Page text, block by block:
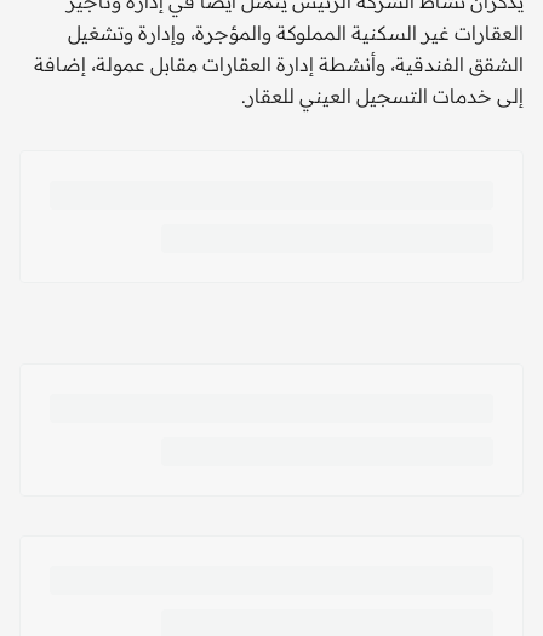
العقارات غير السكنية المملوكة والمؤجرة، وإدارة وتشغيل
الشقق الفندقية، وأنشطة إدارة العقارات مقابل عمولة، إضافة
إلى خدمات التسجيل العيني للعقار.